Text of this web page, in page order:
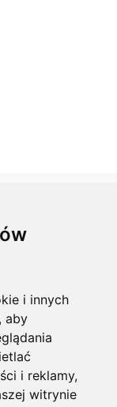
i innych
aby
i reklamy,
witrynie
i
tym celu